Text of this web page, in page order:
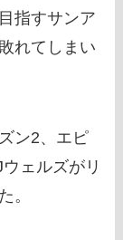
指すサンア
れてしまい
ン2、エピ
ェルズがリ
。